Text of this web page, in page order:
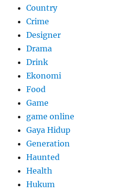
Country
Crime
Designer
Drama
Drink
Ekonomi
Food
Game
game online
Gaya Hidup
Generation
Haunted
Health
Hukum